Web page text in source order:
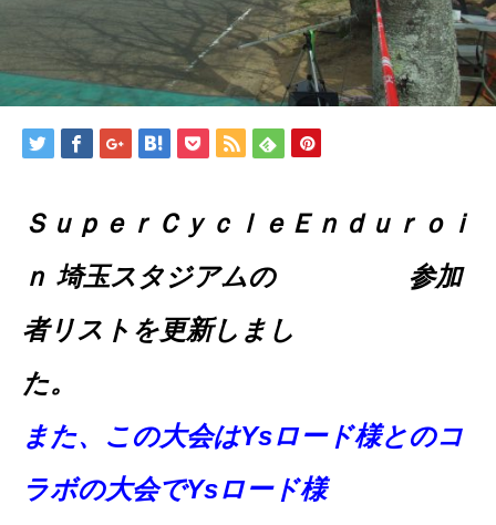
ＳｕｐｅｒＣｙｃｌｅＥｎｄｕｒｏ ｉ
ｎ 埼玉スタジアムの 参加
者リストを更新しまし
た。
また、この大会はYsロード様とのコ
ラボの大会でYsロード様